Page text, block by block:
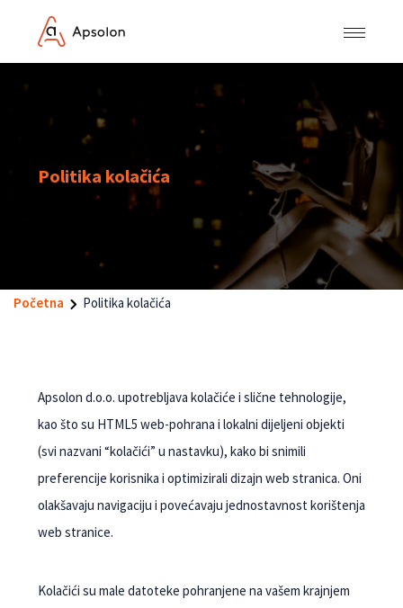
Politika kolačića
Početna Politika kolačića
Apsolon d.o.o. upotrebljava kolačiće i slične tehnologije,
kao što su HTML5 web-pohrana i lokalni dijeljeni objekti
(svi nazvani “kolačići” u nastavku), kako bi snimili
preferencije korisnika i optimizirali dizajn web stranica. Oni
olakšavaju navigaciju i povećavaju jednostavnost korištenja
web stranice.
Kolačići su male datoteke pohranjene na vašem krajnjem